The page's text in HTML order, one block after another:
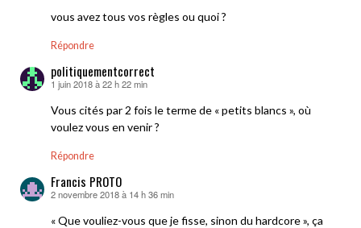
vous avez tous vos règles ou quoi ?
Répondre
politiquementcorrect
dit :
1 juin 2018 à 22 h 22 min
Vous cités par 2 fois le terme de « petits blancs », où
voulez vous en venir ?
Répondre
Francis PROTO
dit :
2 novembre 2018 à 14 h 36 min
« Que vouliez-vous que je fisse, sinon du hardcore », ça